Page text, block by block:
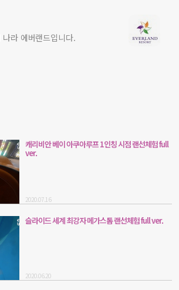
라 에버랜드입니다.
캐리비안 베이 아쿠아루프 1인칭 시점 랜선체험 full
ver.
2020.07.16
슬라이드 세계 최강자 메가스톰 랜선체험 full ver.
2020.06.20